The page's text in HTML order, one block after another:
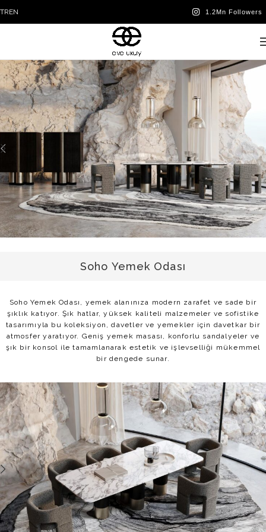
TREN
Soho Yemek Odası
Soho Yemek Odası, yemek alanınıza modern zarafet ve sade bir
şıklık katıyor. Şık hatlar, yüksek kaliteli malzemeler ve sofistike
tasarımıyla bu koleksiyon, davetler ve yemekler için davetkar bir
atmosfer yaratıyor. Geniş yemek masası, konforlu sandalyeler ve
şık bir konsol ile tamamlanarak estetik ve işlevselliği mükemmel
bir dengede sunar.